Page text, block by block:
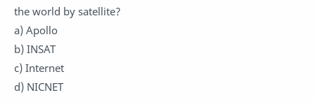
the world by satellite?
a) Apollo
b) INSAT
c) Internet
d) NICNET